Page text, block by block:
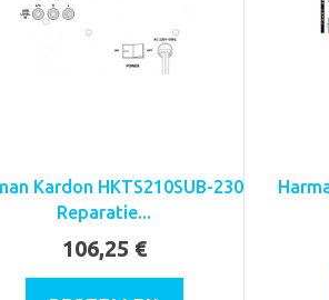
Kardon HKTS210SUB-230
Reparatie...
106,25 €